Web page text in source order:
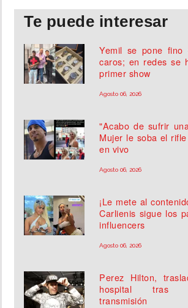
Te puede interesar
Yemil se pone fino
caros; en redes se
primer show
Agosto 06, 2026
"Acabo de sufrir
Mujer le soba el
en vivo
Agosto 06, 2026
¡Le mete al
Carlienis sigue los
influencers
Agosto 06, 2026
Perez Hilton,
hospital tras
transmisión